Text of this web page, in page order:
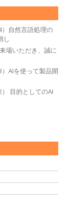
自然言語処理の
し
場いただき、誠に
AIを使って製品開
目的としてのAI